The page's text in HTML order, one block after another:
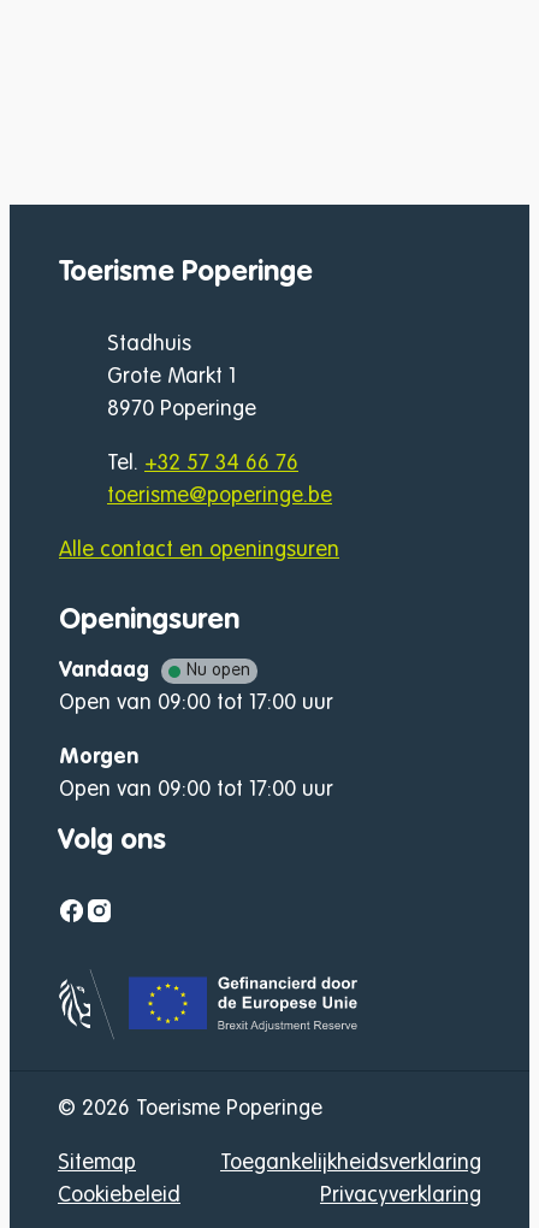
Toerisme Poperinge
AdresStadhuis
Grote Markt 1
,8970 Poperinge
+32 57 34 66 76
E-mailtoerisme@poperinge.be
Alle contact en openingsuren
Openingsuren
Vandaag Nu open
Open van 09:00 tot 17:00 uur
Morgen
Open van 09:00 tot 17:00 uur
Volg ons
Facebook
Instagram
© 2026 Toerisme Poperinge
Sitemap
Toegankelijkheidsverklaring
Cookiebeleid
Privacyverklaring